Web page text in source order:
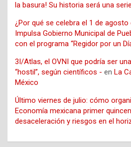
la basura! Su historia será una
¿Por qué se celebra el 1 de agosto
Impulsa Gobierno Municipal de
con el programa “Regidor por un
3I/Atlas, el OVNI que podría ser
“hostil”, según científicos - en La
México
Último viernes de julio: cómo
Economía mexicana primer
desaceleración y riesgos en el